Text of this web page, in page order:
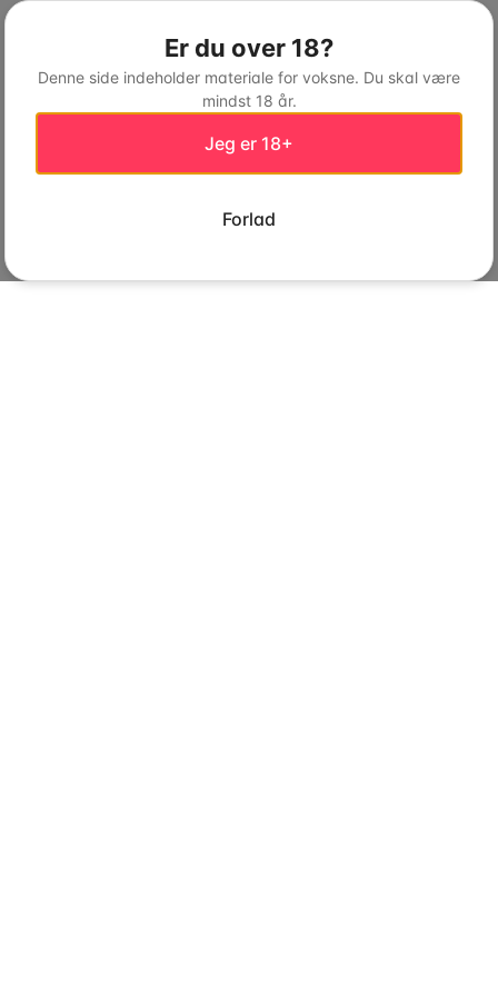
Er du over 18?
Denne side indeholder materiale for voksne. Du skal være
mindst 18 år.
Jeg er 18+
Forlad